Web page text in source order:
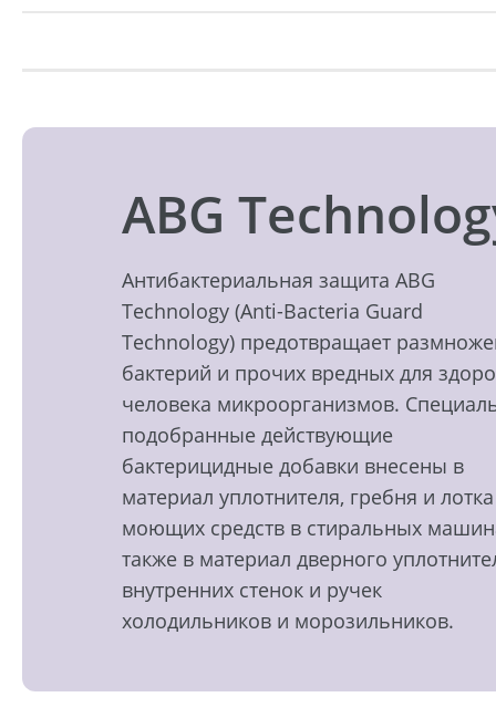
ABG
Антибактериальная защита ABG
Technology (Anti-Bacteria Guard
Technology) предотвращает
бактерий и прочих вредных для
человека микроорганизмов.
подобранные действующие
бактерицидные добавки внесены в
материал уплотнителя, гребня и
моющих средств в стиральных
также в материал дверного
внутренних стенок и ручек
холодильников и морозильников.